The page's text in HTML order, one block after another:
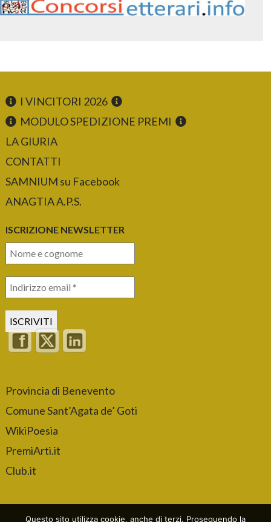
I VINCITORI 2026
MODULO SPEDIZIONE PREMI
LA GIURIA
CONTATTI
SAMNIUM su Facebook
ANAGTIA A.P.S.
ISCRIZIONE NEWSLETTER
Provincia di Benevento
Comune Sant’Agata de’ Goti
WikiPoesia
PremiArti.it
Club.it
Questo sito utilizza cookie, anche di terzi. Proseguendo la